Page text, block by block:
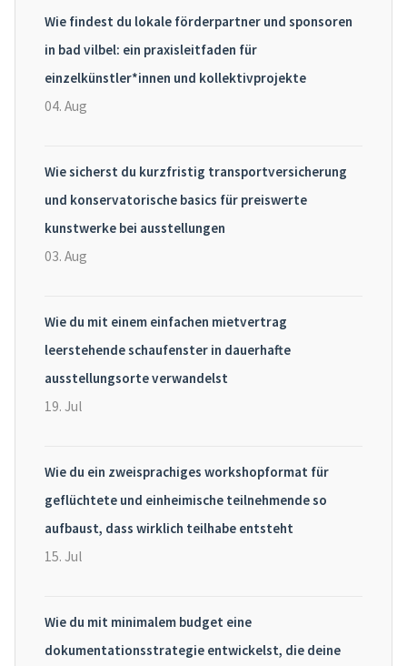
Wie findest du lokale förderpartner und sponsoren
in bad vilbel: ein praxisleitfaden für
einzelkünstler*innen und kollektivprojekte
04. Aug
Wie sicherst du kurzfristig transportversicherung
und konservatorische basics für preiswerte
kunstwerke bei ausstellungen
03. Aug
Wie du mit einem einfachen mietvertrag
leerstehende schaufenster in dauerhafte
ausstellungsorte verwandelst
19. Jul
Wie du ein zweisprachiges workshopformat für
geflüchtete und einheimische teilnehmende so
aufbaust, dass wirklich teilhabe entsteht
15. Jul
Wie du mit minimalem budget eine
dokumentationsstrategie entwickelst, die deine